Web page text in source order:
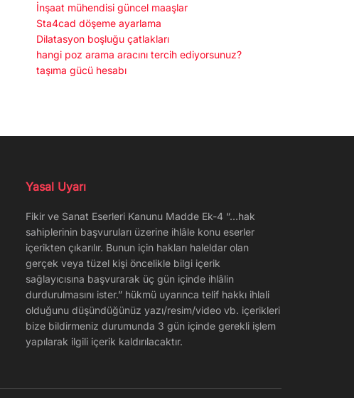
İnşaat mühendisi güncel maaşlar
Sta4cad döşeme ayarlama
Dilatasyon boşluğu çatlakları
hangi poz arama aracını tercih ediyorsunuz?
taşıma gücü hesabı
Yasal Uyarı
Fikir ve Sanat Eserleri Kanunu Madde Ek-4 “…hak
sahiplerinin başvuruları üzerine ihlâle konu eserler
içerikten çıkarılır. Bunun için hakları haleldar olan
gerçek veya tüzel kişi öncelikle bilgi içerik
sağlayıcısına başvurarak üç gün içinde ihlâlin
durdurulmasını ister.” hükmü uyarınca telif hakkı ihlali
olduğunu düşündüğünüz yazı/resim/video vb. içerikleri
bize bildirmeniz durumunda 3 gün içinde gerekli işlem
yapılarak ilgili içerik kaldırılacaktır.